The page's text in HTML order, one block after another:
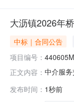
大沥镇2026年
中标｜合同公告
项目编号：
正文内容： 中介服
总金额
发布时间： 1秒前